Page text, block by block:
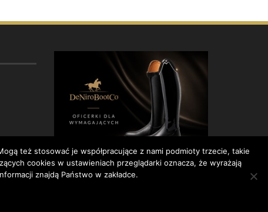
też stosować je współpracujące z nami podmioty trzecie, takie
cookies w ustawieniach przeglądarki oznacza, że wyrażają
znajdą Państwo w zakładce.